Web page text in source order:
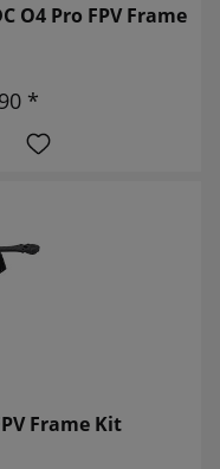
O4 Pro FPV Frame
*
Frame Kit